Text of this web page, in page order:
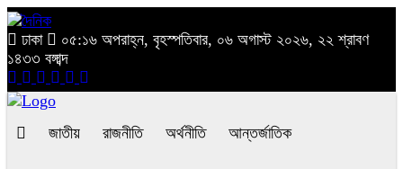
ঢাকা
০৫:১৬ অপরাহ্ন, বৃহস্পতিবার, ০৬ অগাস্ট ২০২৬, ২২ শ্রাবণ
১৪৩৩ বঙ্গাব্দ
জাতীয় রাজনীতি অর্থনীতি আন্তর্জাতিক